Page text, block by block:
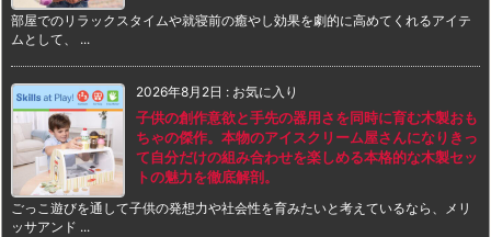
部屋でのリラックスタイムや就寝前の癒やし効果を劇的に高めてくれるアイテ
ムとして、 ...
2026年8月2日 : お気に入り
子供の創作意欲と手先の器用さを同時に育む木製おも
ちゃの傑作。本物のアイスクリーム屋さんになりきっ
て自分だけの組み合わせを楽しめる本格的な木製セッ
トの魅力を徹底解剖。
ごっこ遊びを通して子供の発想力や社会性を育みたいと考えているなら、メリ
ッサアンド ...